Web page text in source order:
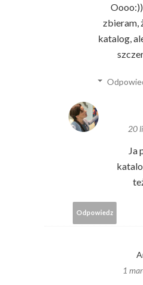
zbieram,
katalog,
20
Ja
Odpowiedz
1